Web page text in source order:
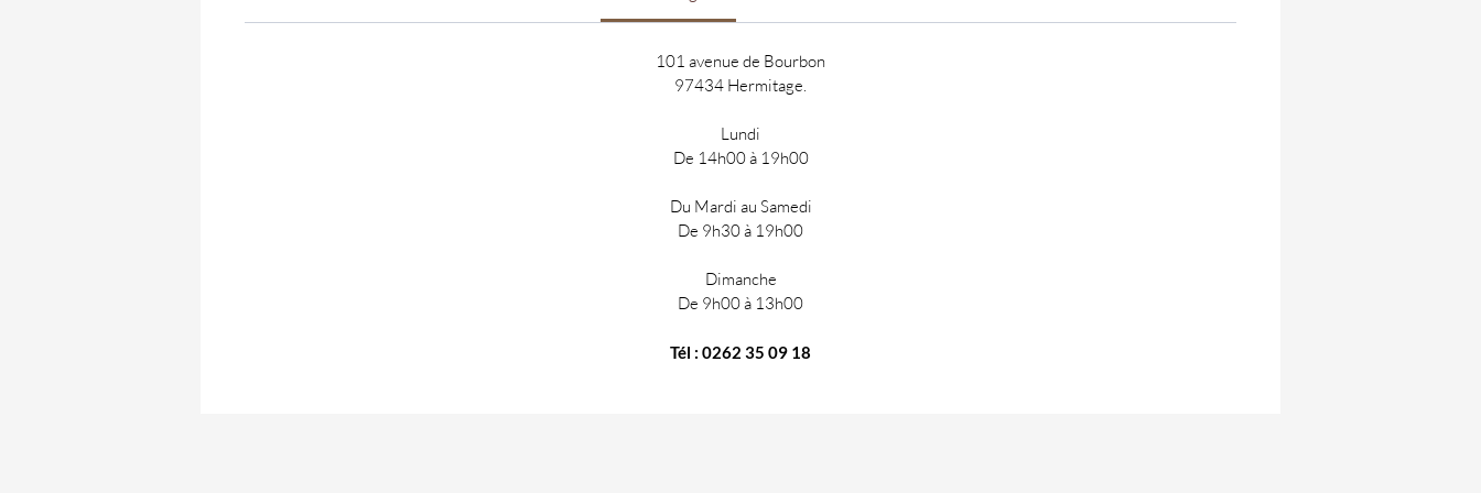
101 avenue de Bourbon
97434 Hermitage.
Lundi
De 14h00 à 19h00
Du Mardi au Samedi
De 9h30 à 19h00
Dimanche
De 9h00 à 13h00
Tél : 0262 35 09 18